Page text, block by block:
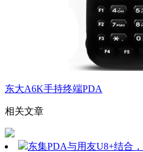
东大A6K手持终端PDA
相关文章
东集PDA与用友U8+结合